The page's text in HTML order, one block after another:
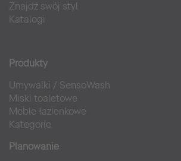
Znajdź swój styl
Katalogi
Produkty
Umywalki / SensoWash
Miski toaletowe
Meble łazienkowe
Kategorie
Planowanie